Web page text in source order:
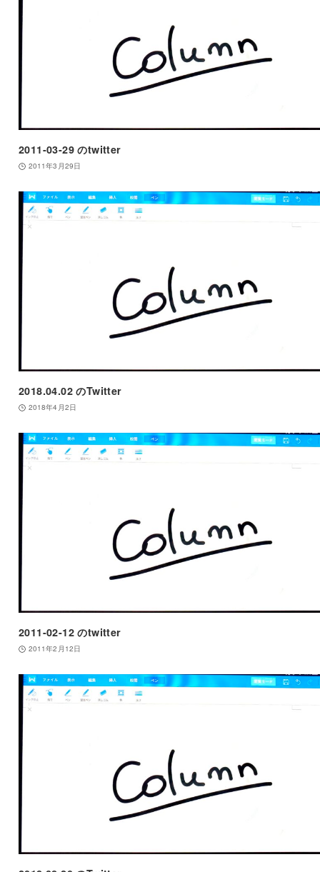
2011-03-29 のtwitter
2011年3月29日
2018.04.02 のTwitter
2018年4月2日
2011-02-12 のtwitter
2011年2月12日